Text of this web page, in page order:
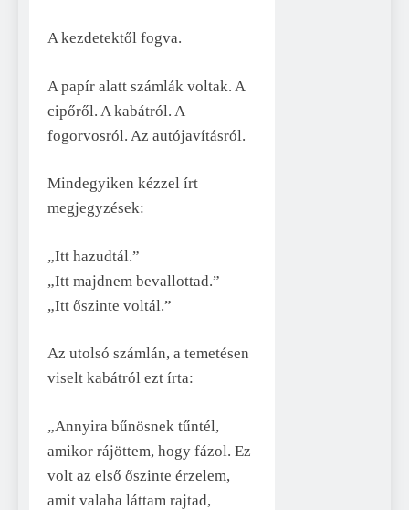
A kezdetektől fogva.
A papír alatt számlák voltak. A
cipőről. A kabátról. A
fogorvosról. Az autójavításról.
Mindegyiken kézzel írt
megjegyzések:
„Itt hazudtál.”
„Itt majdnem bevallottad.”
„Itt őszinte voltál.”
Az utolsó számlán, a temetésen
viselt kabátról ezt írta:
„Annyira bűnösnek tűntél,
amikor rájöttem, hogy fázol. Ez
volt az első őszinte érzelem,
amit valaha láttam rajtad,